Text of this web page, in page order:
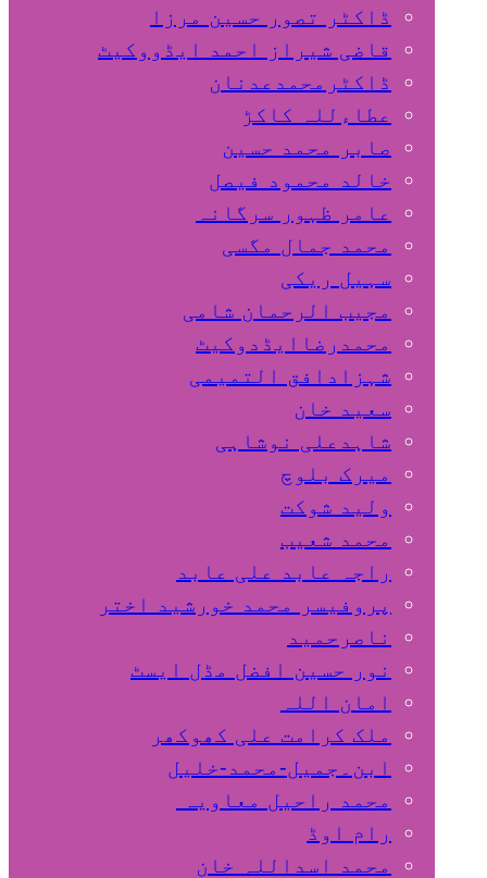
ڈاکٹر تصور حسین مرزا
قاضی شیراز احمد ایڈووکیٹ
ڈاکٹرمحمدعدنان
عطاءللہ کاکڑ
صابر محمد حسین
خالد محمود فیصل
عامر ظہور سرگانہ
محمد جمال مگسی
سہیل ريكی
مجیب الرحمان شامی
محمدرضاایڈدوکیٹ
شہزادافق التمیمی
سعید خان
شاہدعلی نوشاہی
میرک بلوچ
ولید شوکت
محمد شعیب
راجہ عابد علی عابد
پروفیسر محمد خورشید اختر
ناصرحمید
نور حسین افضل مڈل ایسٹ
امان اللہ
ملک کرامت علی کھوکھر
ابن۔جمیل-محمد-خلیل
محمد راحیل معاویہ
رام اوڈ
محمد اسداللہ خان